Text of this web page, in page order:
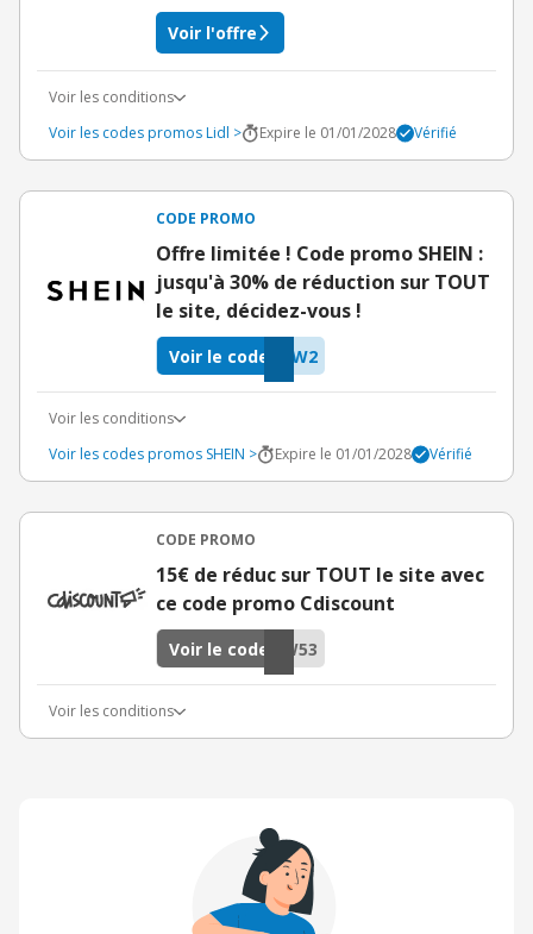
Voir l'offre
Voir les conditions
Voir les codes promos Lidl >
Expire le 01/01/2028 Vérifié
CODE PROMO
Offre limitée ! Code promo SHEIN :
jusqu'à 30% de réduction sur TOUT
le site, décidez-vous !
DW2
Voir le code
Voir les conditions
Voir les codes promos SHEIN >
Expire le 01/01/2028 Vérifié
CODE PROMO
15€ de réduc sur TOUT le site avec
ce code promo Cdiscount
W53
Voir le code
Voir les conditions